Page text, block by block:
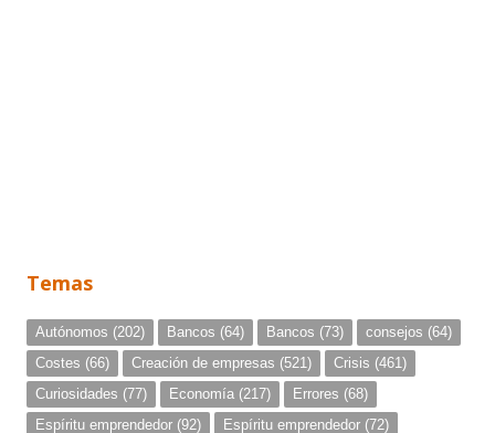
Temas
Autónomos (202) Bancos (64) Bancos (73) consejos (64)
Costes (66) Creación de empresas (521) Crisis (461)
Curiosidades (77) Economía (217) Errores (68)
Espíritu emprendedor (92) Espíritu emprendedor (72)